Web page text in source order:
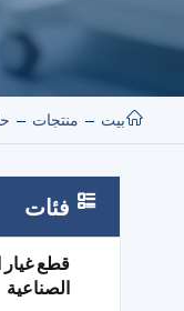
بيت منتجات
فئات
قطع غيار
الصناعية